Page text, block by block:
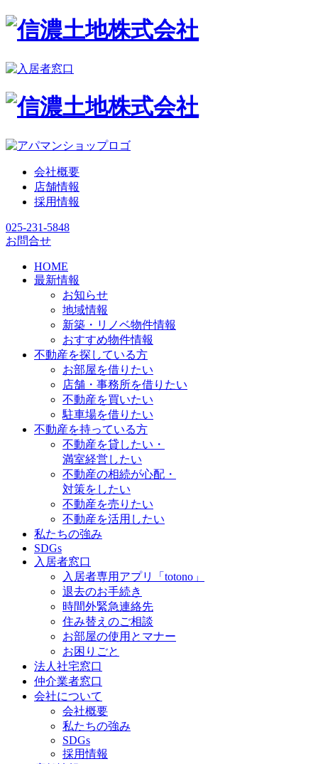
会社概要
店舗情報
採用情報
025-231-5848
お問合せ
HOME
最新情報
お知らせ
地域情報
新築・リノベ物件情報
おすすめ物件情報
不動産を探している方
お部屋を借りたい
店舗・事務所を借りたい
不動産を買いたい
駐車場を借りたい
不動産を持っている方
不動産を貸したい・
満室経営したい
不動産の相続が心配・
対策をしたい
不動産を売りたい
不動産を活用したい
私たちの強み
SDGs
入居者窓口
入居者専用アプリ「totono」
退去のお手続き
時間外緊急連絡先
住み替えのご相談
お部屋の使用とマナー
お困りごと
法人社宅窓口
仲介業者窓口
会社について
会社概要
私たちの強み
SDGs
採用情報